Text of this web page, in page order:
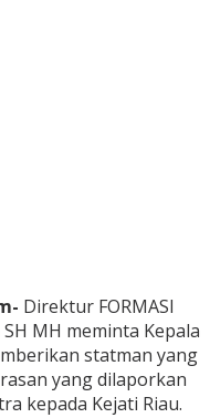
Direktur FORMASI
MH meminta Kepala
statman yang
yang dilaporkan
kepada Kejati Riau.